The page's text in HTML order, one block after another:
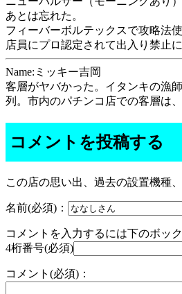
あとは忘れた。
フィーバーボルテックスで攻略法
店員にプロ認定されて出入り禁止に
Name:ミッキー吉岡
客層がヤバかった。イタンキの漁
列。市内のパチンコ店での客層は
コメントを投稿する
この店の思い出、過去の設置機種
名前(必須)：
コメントを入力するには下のボッ
4桁番号(必須)
コメント(必須)：